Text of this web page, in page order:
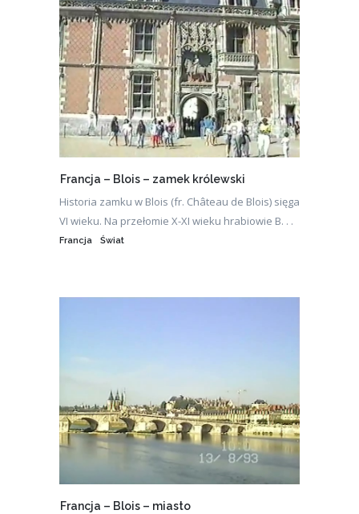
Francja – Blois – zamek królewski
Historia zamku w Blois (fr. Château de Blois) sięga
VI wieku. Na przełomie X-XI wieku hrabiowie B. . .
Francja Świat
Francja – Blois – miasto